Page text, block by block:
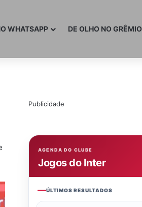
WHATSAPP DE OLHO NO GRÊMIO
Publicidade
AGENDA DO CLUBE
Jogos do Inter
ÚLTIMOS RESULTADOS